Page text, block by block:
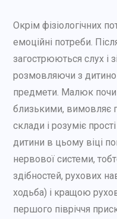
Окрім фізіологічних
емоційні потреби.
загострюються слух і
розмовляючи з
предмети. Малюк
близькими, вимовляє
склади і розуміє
дитини в цьому віці
нервової системи,
здібностей, рухових
ходьба) і кращою
першого півріччя